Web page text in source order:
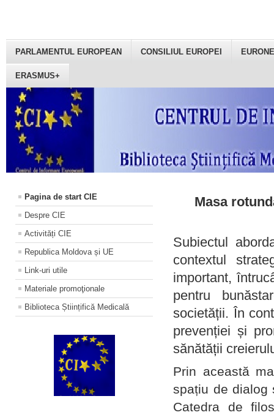
PARLAMENTUL EUROPEAN CONSILIUL EUROPEI
ERASMUS+
Pagina de start CIE
Despre CIE
Activități CIE
Republica Moldova și UE
Link-uri utile
Materiale promoţionale
Biblioteca Științifică Medicală
Masa
Subiectul
contextul
important,
pentru
societății. În
prevenției și
sănătății
Prin această
spațiu de dialog
Catedra de